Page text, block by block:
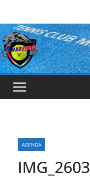
contenu
AGENDA
IMG_2603